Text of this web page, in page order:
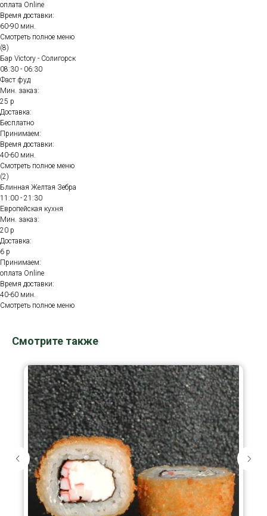
оплата Online
Время доставки:
60-90 мин.
Смотреть полное меню
(8)
Бар Victory - Солигорск
08:30 - 06:30
Фаст фуд
Мин. заказ:
25 р
Доставка:
Бесплатно
Принимаем:
Время доставки:
40-60 мин.
Смотреть полное меню
(2)
Блинная Желтая Зебра
11:00 - 21:30
Европейская кухня
Мин. заказ:
20 р
Доставка:
6 р
Принимаем:
оплата Online
Время доставки:
40-60 мин.
Смотреть полное меню
Смотрите также